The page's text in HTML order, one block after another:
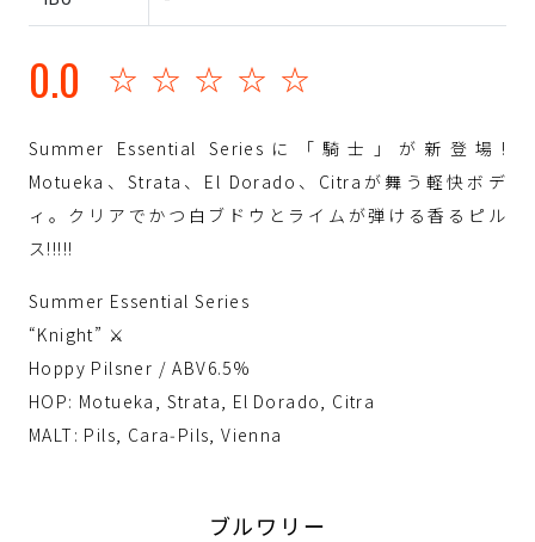
0.0 ☆☆☆☆☆
Summer Essential Seriesに「騎士」が新登場!
Motueka、Strata、El Dorado、Citraが舞う軽快ボデ
ィ。クリアでかつ白ブドウとライムが弾ける香るピル
ス!!!!!
Summer Essential Series
“Knight” ⚔️
Hoppy Pilsner / ABV6.5%
HOP: Motueka, Strata, El Dorado, Citra
MALT: Pils, Cara‑Pils, Vienna
ブルワリー